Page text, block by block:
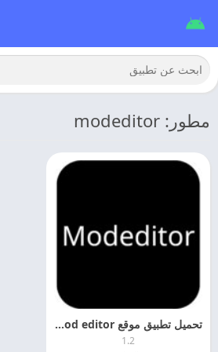
مطور: modeditor
تحميل تطبيق موقع mod editor مهكر الاصدار الجديد
1.2